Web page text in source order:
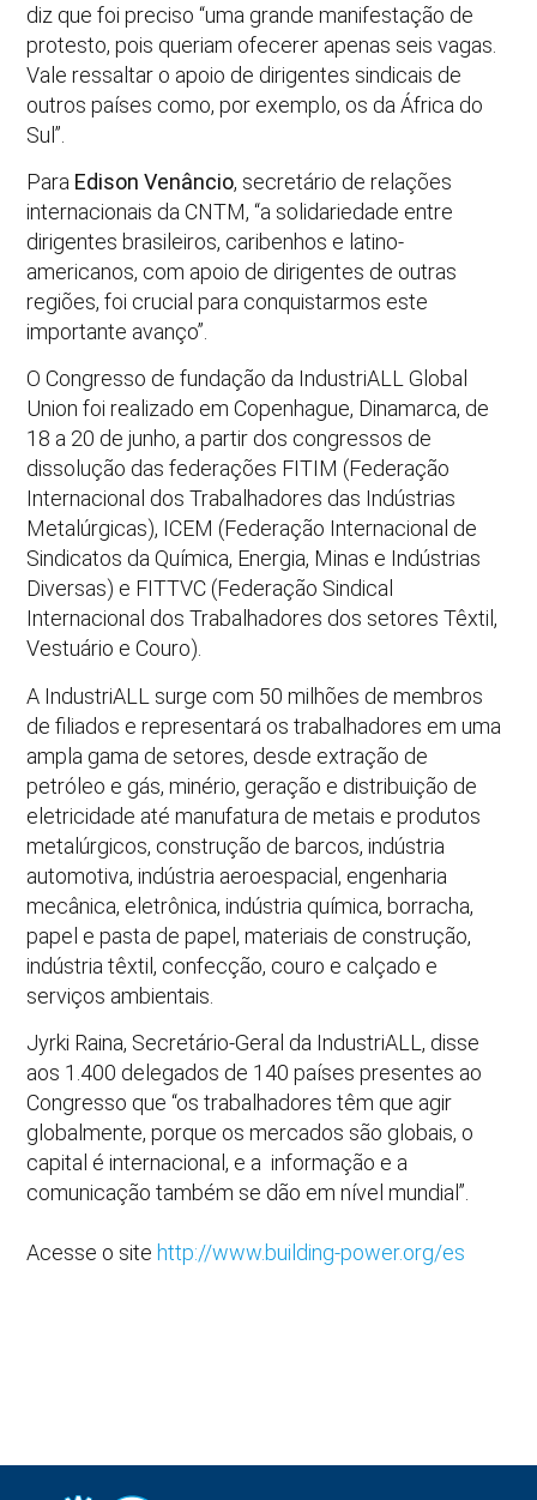
diz que foi preciso “uma grande manifestação de
protesto, pois queriam ofecerer apenas seis vagas.
Vale ressaltar o apoio de dirigentes sindicais de
outros países como, por exemplo, os da África do
Sul”.
Para Edison Venâncio, secretário de relações
internacionais da CNTM, “a solidariedade entre
dirigentes brasileiros, caribenhos e latino-
americanos, com apoio de dirigentes de outras
regiões, foi crucial para conquistarmos este
importante avanço”.
O Congresso de fundação da IndustriALL Global
Union foi realizado em Copenhague, Dinamarca, de
18 a 20 de junho, a partir dos congressos de
dissolução das federações FITIM (Federação
Internacional dos Trabalhadores das Indústrias
Metalúrgicas), ICEM (Federação Internacional de
Sindicatos da Química, Energia, Minas e Indústrias
Diversas) e FITTVC (Federação Sindical
Internacional dos Trabalhadores dos setores Têxtil,
Vestuário e Couro).
A IndustriALL surge com 50 milhões de membros
de filiados e representará os trabalhadores em uma
ampla gama de setores, desde extração de
petróleo e gás, minério, geração e distribuição de
eletricidade até manufatura de metais e produtos
metalúrgicos, construção de barcos, indústria
automotiva, indústria aeroespacial, engenharia
mecânica, eletrônica, indústria química, borracha,
papel e pasta de papel, materiais de construção,
indústria têxtil, confecção, couro e calçado e
serviços ambientais.
Jyrki Raina, Secretário-Geral da IndustriALL, disse
aos 1.400 delegados de 140 países presentes ao
Congresso que“os trabalhadores têm que agir
globalmente, porque os mercados são globais, o
capital é internacional, e a informação e a
comunicação também se dão em nível mundial”.
Acesse o site http://www.building-power.org/es